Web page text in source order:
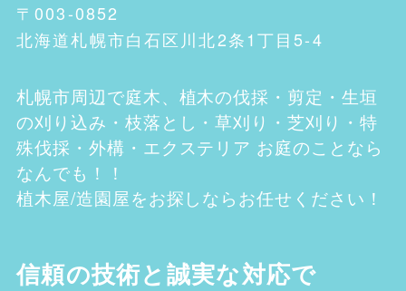
〒003-0852
北海道札幌市白石区川北2条1丁目5-4
札幌市周辺で庭木、植木の伐採・剪定・生垣
の刈り込み・枝落とし・草刈り・芝刈り・特
殊伐採・外構・エクステリア お庭のことなら
なんでも！！
植木屋/造園屋をお探しならお任せください！
信頼の技術と誠実な対応で